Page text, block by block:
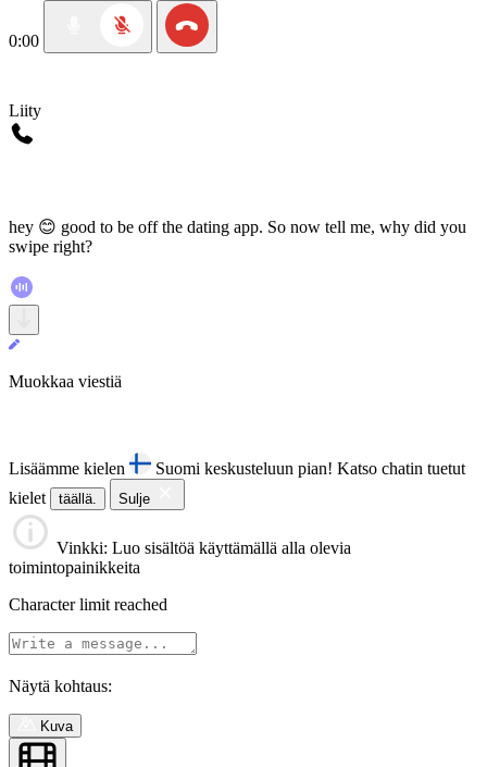
0:00
Liity
hey 😊 good to be off the dating app. So now tell me, why did you
swipe right?
Muokkaa viestiä
Lisäämme kielen Suomi keskusteluun pian! Katso chatin tuetut
kielet
täällä. Sulje
Vinkki: Luo sisältöä käyttämällä alla olevia
toimintopainikkeita
Character limit reached
Näytä kohtaus:
Kuva